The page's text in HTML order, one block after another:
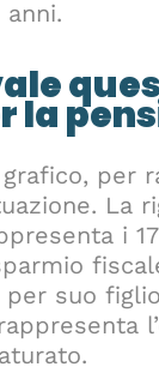
la
per
La
i
suo